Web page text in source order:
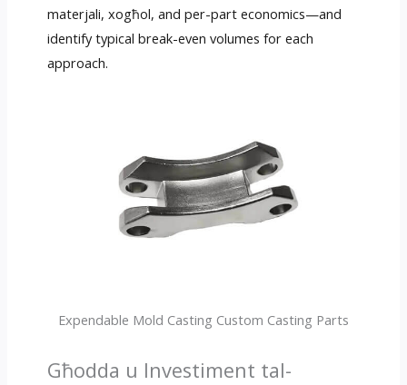
materjali, xogħol, and per-part economics—and
identify typical break-even volumes for each
approach.
Expendable Mold Casting Custom Casting Parts
Għodda u Investiment tal-